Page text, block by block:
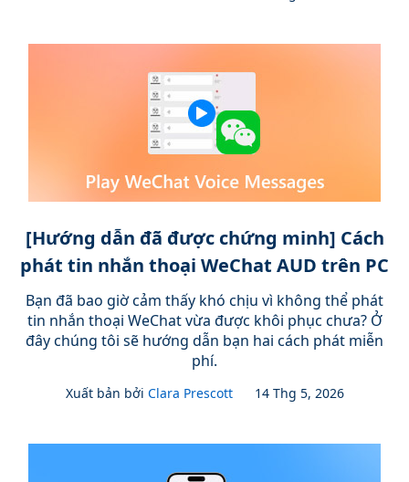
[Hướng dẫn đã được chứng minh] Cách
phát tin nhắn thoại WeChat AUD trên PC
Bạn đã bao giờ cảm thấy khó chịu vì không thể phát
tin nhắn thoại WeChat vừa được khôi phục chưa? Ở
đây chúng tôi sẽ hướng dẫn bạn hai cách phát miễn
phí.
Xuất bản bởi Clara Prescott 14 Thg 5, 2026